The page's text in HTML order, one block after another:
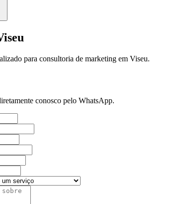
para consultoria de marketing em Viseu.
conosco pelo WhatsApp.